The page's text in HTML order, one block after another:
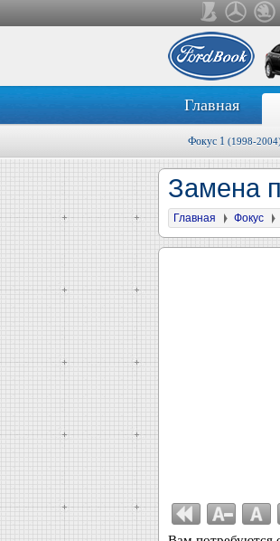
Главная
Фокус 1 (1998-
Замена
Главная Фокус